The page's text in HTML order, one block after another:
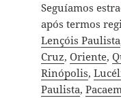
Seguíamos
após termos
Lençóis Paulista
Cruz, Oriente,
Rinópolis,
Paulista,